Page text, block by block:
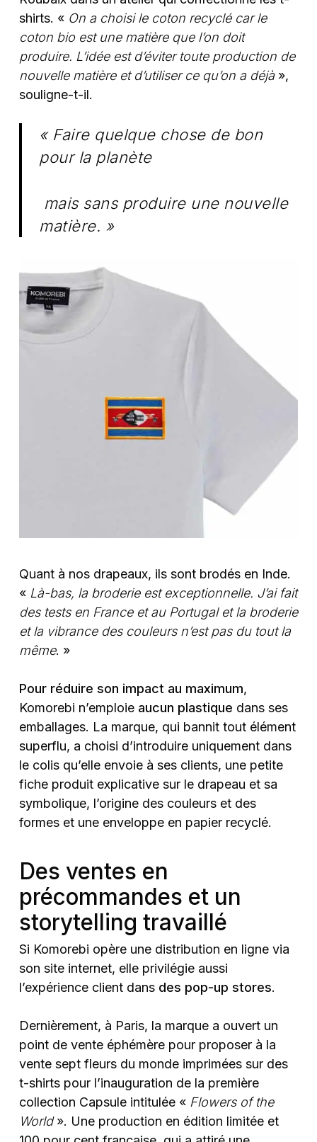
shirts. « On a choisi le coton recyclé car le
coton bio est une matière que l’on doit
produire. L’idée est d’éviter toute production de
nouvelle matière et d’utiliser ce qu’on a déjà »,
souligne-t-il.
« Faire quelque chose de bon
pour la planète
mais sans produire une nouvelle
matière. »
Quant à nos drapeaux, ils sont brodés en Inde.
« Là-bas, la broderie est exceptionnelle. J’ai fait
des tests en France et au Portugal et la broderie
et la vibrance des couleurs n’est pas du tout la
même. »
Pour réduire son impact au maximum,
Komorebi n’emploie aucun plastique dans ses
emballages. La marque, qui bannit tout élément
superflu, a choisi d’introduire uniquement dans
le colis qu’elle envoie à ses clients, une petite
fiche produit explicative sur le drapeau et sa
symbolique, l’origine des couleurs et des
formes et une enveloppe en papier recyclé.
Des ventes en
précommandes et un
storytelling travaillé
Si Komorebi opère une distribution en ligne via
son site internet, elle privilégie aussi
l’expérience client dans des pop-up stores.
Dernièrement, à Paris, la marque a ouvert un
point de vente éphémère pour proposer à la
vente sept fleurs du monde imprimées sur des
t-shirts pour l’inauguration de la première
collection Capsule intitulée « Flowers of the
World». Une production en édition limitée et